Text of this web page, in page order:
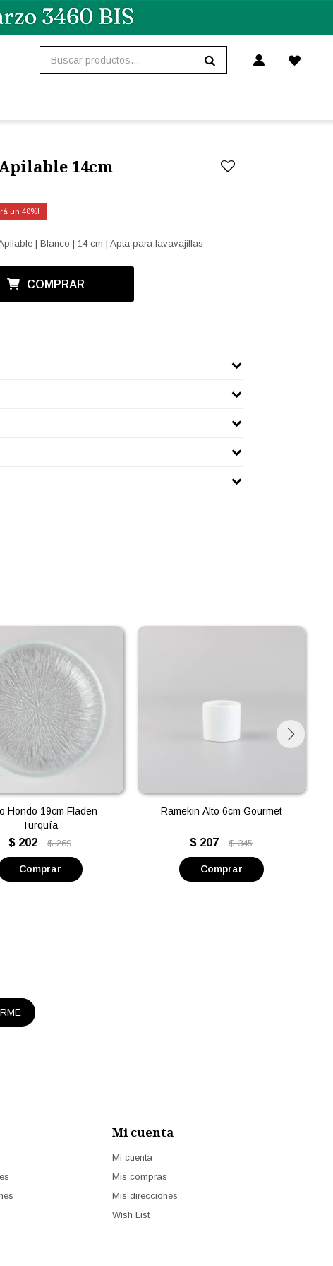
14cm
40
| Blanco | 14 cm | Apta para lavavajillas
COMPRAR
Hondo 19cm Fladen
Turquía
$ 202 $ 269
Ramekin Alto 6cm Gourmet
$ 207 $ 345
Mi cuenta
Mi cuenta
Mis compras
Mis direcciones
Wish List